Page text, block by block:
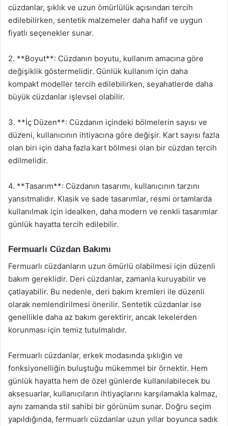
cüzdanlar, şıklık ve uzun ömürlülük açısından tercih
edilebilirken, sentetik malzemeler daha hafif ve uygun
fiyatlı seçenekler sunar.
2. **Boyut**: Cüzdanın boyutu, kullanım amacına göre
değişiklik göstermelidir. Günlük kullanım için daha
kompakt modeller tercih edilebilirken, seyahatlerde daha
büyük cüzdanlar işlevsel olabilir.
3. **İç Düzen**: Cüzdanın içindeki bölmelerin sayısı ve
düzeni, kullanıcının ihtiyacına göre değişir. Kart sayısı fazla
olan biri için daha fazla kart bölmesi olan bir cüzdan tercih
edilmelidir.
4. **Tasarım**: Cüzdanın tasarımı, kullanıcının tarzını
yansıtmalıdır. Klasik ve sade tasarımlar, resmi ortamlarda
kullanılmak için idealken, daha modern ve renkli tasarımlar
günlük hayatta tercih edilebilir.
Fermuarlı Cüzdan Bakımı
Fermuarlı cüzdanların uzun ömürlü olabilmesi için düzenli
bakım gereklidir. Deri cüzdanlar, zamanla kuruyabilir ve
çatlayabilir. Bu nedenle, deri bakım kremleri ile düzenli
olarak nemlendirilmesi önerilir. Sentetik cüzdanlar ise
genellikle daha az bakım gerektirir, ancak lekelerden
korunması için temiz tutulmalıdır.
Fermuarlı cüzdanlar, erkek modasında şıklığın ve
fonksiyonelliğin buluştuğu mükemmel bir örnektir. Hem
günlük hayatta hem de özel günlerde kullanılabilecek bu
aksesuarlar, kullanıcıların ihtiyaçlarını karşılamakla kalmaz,
aynı zamanda stil sahibi bir görünüm sunar. Doğru seçim
yapıldığında, fermuarlı cüzdanlar uzun yıllar boyunca sadık